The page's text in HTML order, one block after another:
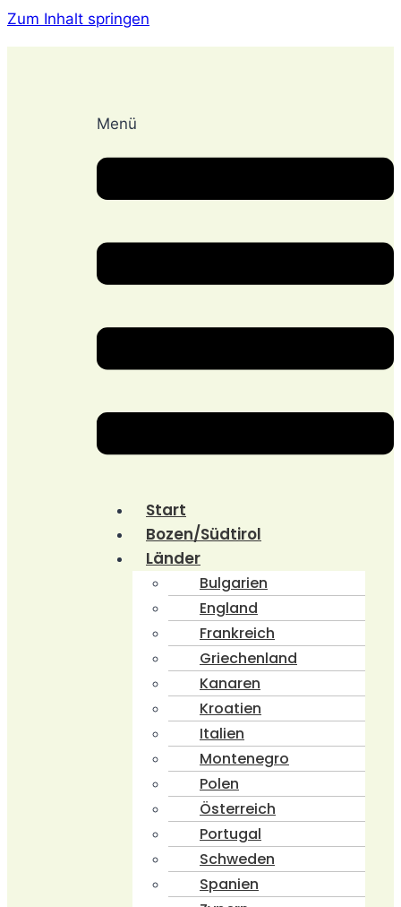
Zum Inhalt springen
Menü
Start
Bozen/Südtirol
Länder
Bulgarien
England
Frankreich
Griechenland
Kanaren
Kroatien
Italien
Montenegro
Polen
Österreich
Portugal
Schweden
Spanien